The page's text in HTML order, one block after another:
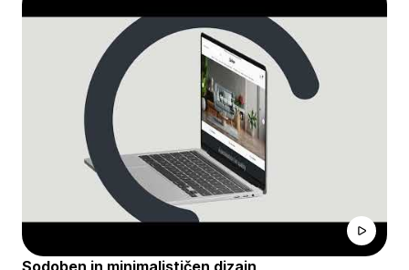
Sodoben in minimalističen dizajn